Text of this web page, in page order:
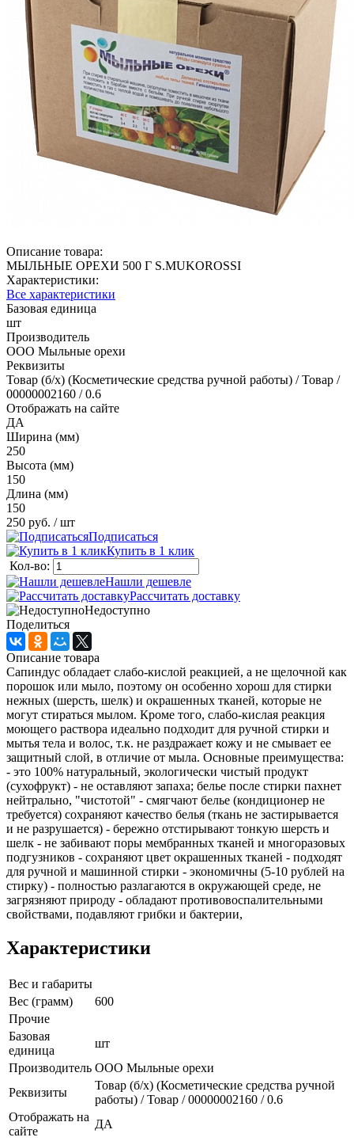
Описание товара:
МЫЛЬНЫЕ ОРЕХИ 500 Г S.MUKOROSSI
Характеристики:
Все характеристики
Базовая единица
шт
Производитель
ООО Мыльные орехи
Реквизиты
Товар (б/х) (Косметические средства ручной работы) / Товар /
00000002160 / 0.6
Отображать на сайте
ДА
Ширина (мм)
250
Высота (мм)
150
Длина (мм)
150
250 руб. / шт
Подписаться
Купить в 1 клик
Кол-во:
Нашли дешевле
Рассчитать доставку
Недоступно
Поделиться
Описание товара
Сапиндус обладает слабо-кислой реакцией, а не щелочной как
порошок или мыло, поэтому он особенно хорош для стирки
нежных (шерсть, шелк) и окрашенных тканей, которые не
могут стираться мылом. Кроме того, слабо-кислая реакция
моющего раствора идеально подходит для ручной стирки и
мытья тела и волос, т.к. не раздражает кожу и не смывает ее
защитный слой, в отличие от мыла. Основные преимущества:
- это 100% натуральный, экологически чистый продукт
(сухофрукт) - не оставляют запаха; белье после стирки пахнет
нейтрально, "чистотой" - смягчают белье (кондиционер не
требуется) сохраняют качество белья (ткань не застирывается
и не разрушается) - бережно отстирывают тонкую шерсть и
шелк - не забивают поры мембранных тканей и многоразовых
подгузников - сохраняют цвет окрашенных тканей - подходят
для ручной и машинной стирки - экономичны (5-10 рублей на
стирку) - полностью разлагаются в окружающей среде, не
загрязняют природу - обладают противовоспалительными
свойствами, подавляют грибки и бактерии,
Характеристики
Вес и габариты
Вес (грамм)
600
Прочие
Базовая
единица
шт
Производитель ООО Мыльные орехи
Реквизиты
Товар (б/х) (Косметические средства ручной
работы) / Товар / 00000002160 / 0.6
Отображать на
сайте
ДА